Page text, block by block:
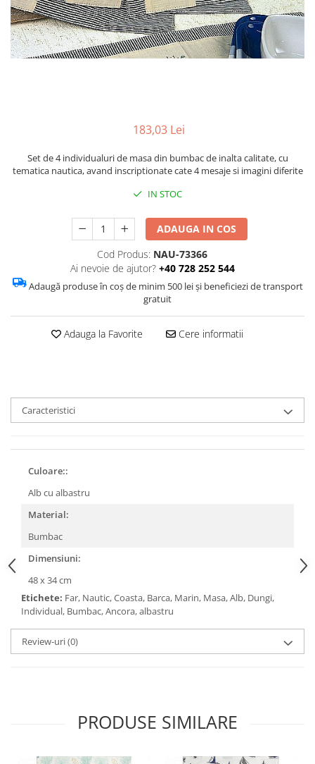
Barci, vapoare, ambarcatiuni
Pesti
183,03 Lei
Set de 4 individualuri de masa din bumbac de inalta calitate, cu
tematica nautica, avand inscriptionate cate 4 mesaje si imagini diferite
IN STOC
ADAUGA IN COS
Cod Produs: NAU-73366
Ai nevoie de ajutor? +40 728 252 544
Adaugă produse în coș de minim 500 lei și beneficiezi de transport
gratuit
Adauga la Favorite Cere informatii
Caracteristici
Culoare::
Alb cu albastru
Material:
Bumbac
Dimensiuni:
48 x 34 cm
Etichete: Far, Nautic, Coasta, Barca, Marin, Masa, Alb, Dungi,
Individual, Bumbac, Ancora, albastru
Review-uri(0)
PRODUSE SIMILARE